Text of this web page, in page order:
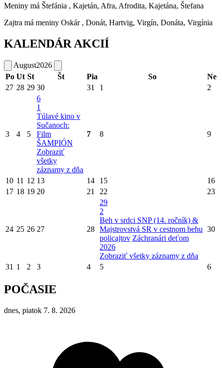
Meniny má Štefánia , Kajetán, Afra, Afrodita, Kajetána, Štefana
Zajtra má meniny Oskár , Donát, Hartvig, Virgín, Donáta, Virgínia
KALENDÁR AKCIÍ
August2026
Po Ut St Št Pia So
Ne
27 28 29 30 31 1 2
3 4 5
6
1
Túlavé kino v
Sučanoch:
Film
ŠAMPIÓN
Zobraziť
všetky
záznamy z dňa
7 8 9
10 11 12 13 14 15
16
17 18 19 20 21 22 23
24 25 26 27 28
29
2
Beh v srdci SNP (14. ročník) &
Majstrovstvá SR v cestnom behu
policajtov Záchranári deťom
2026
Zobraziť všetky záznamy z dňa
30
31 1 2 3 4 5 6
POČASIE
dnes, piatok 7. 8. 2026